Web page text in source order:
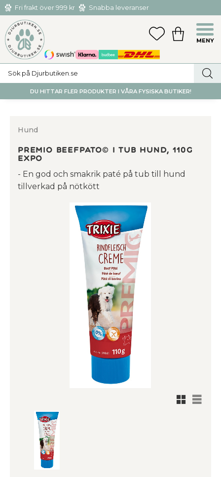
Meny
Fri frakt över 999 kr
Snabba leveranser
Hämta och returnera i butiken i Tumba eller Huddinge C
FAVORITER
KUNDVAGN
DU HITTAR FLER PRODUKTER I VÅRA FYSISKA BUTIKER!
Hund
PREMIO beefpato© i tub hund, 110g
expo
- En god och smakrik paté på tub till hund
tillverkad på nötkött
Rutnätsvy
Listvy